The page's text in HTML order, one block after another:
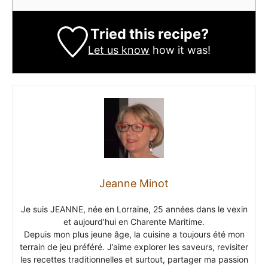
Tried this recipe?
Let us know how it was!
Jeanne Minot
Je suis JEANNE, née en Lorraine, 25 années dans le vexin
et aujourd’hui en Charente Maritime.
Depuis mon plus jeune âge, la cuisine a toujours été mon
terrain de jeu préféré. J’aime explorer les saveurs, revisiter
les recettes traditionnelles et surtout, partager ma passion